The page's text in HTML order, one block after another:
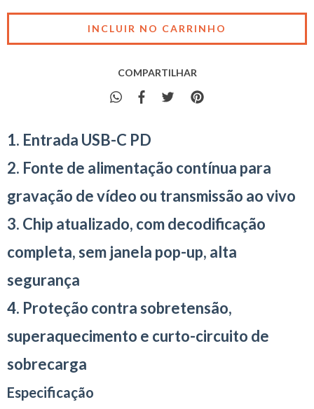
COMPARTILHAR
1. Entrada USB-C PD
2. Fonte de alimentação contínua para
gravação de vídeo ou transmissão ao vivo
3. Chip atualizado, com decodificação
completa, sem janela pop-up, alta
segurança
4. Proteção contra sobretensão,
superaquecimento e curto-circuito de
sobrecarga
Especificação